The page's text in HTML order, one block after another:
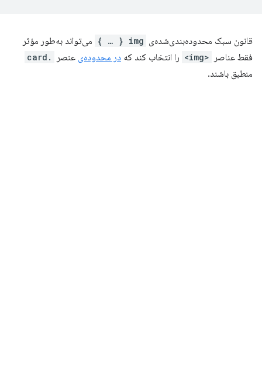
قانون سبک محدوده‌بندی‌شده‌ی img { … }
می‌تواند به‌طور مؤثر
فقط عناصر
<img> را انتخاب کند که در محدوده‌ی عنصر .card
منطبق باشند.